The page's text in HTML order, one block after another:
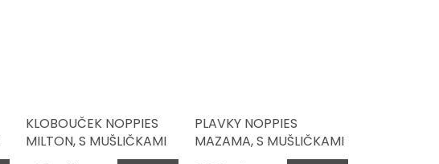
KLOBOUČEK NOPPIES
MILTON, S MUŠLIČKAMI
PLAVKY NOPPIES
MAZAMA, S MUŠLIČKAMI